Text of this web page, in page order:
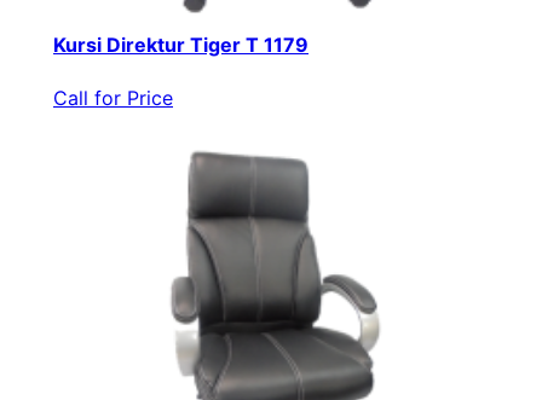
Kursi Direktur Tiger T 1179
Call for Price